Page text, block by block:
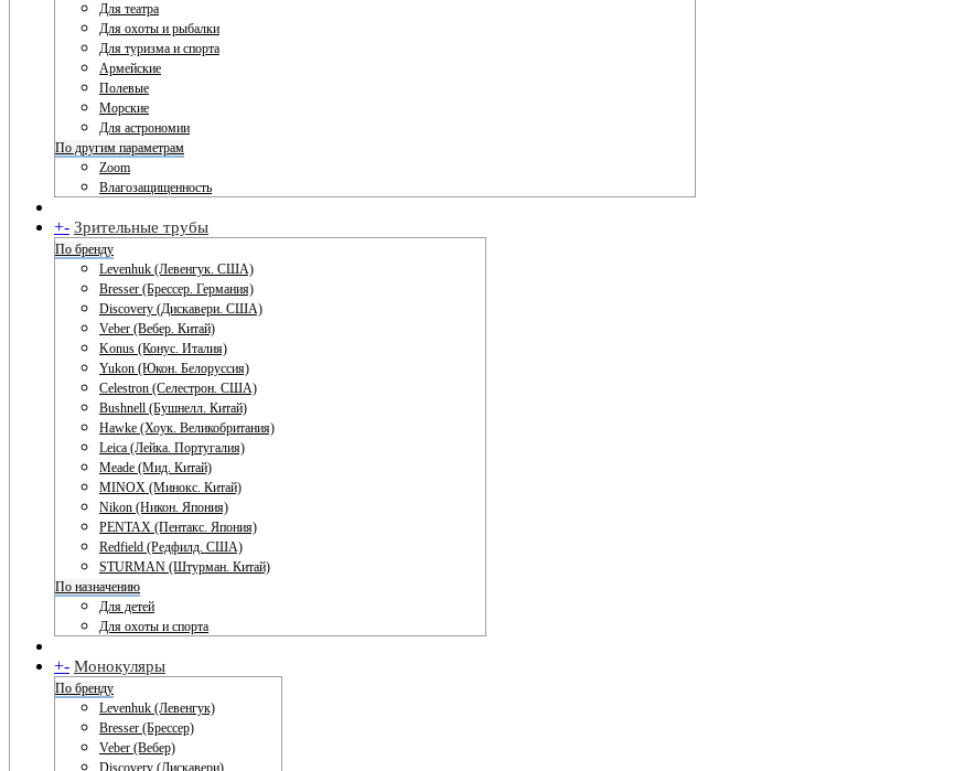
Для театра
Для охоты и рыбалки
Для туризма и спорта
Армейские
Полевые
Морские
Для астрономии
По другим параметрам
Zoom
Влагозащищенность
+- Зрительные трубы
По бренду
Levenhuk (Левенгук. США)
Bresser (Брессер. Германия)
Discovery (Дискавери. США)
Veber (Вебер. Китай)
Konus (Конус. Италия)
Yukon (Юкон. Белоруссия)
Celestron (Селестрон. США)
Bushnell (Бушнелл. Китай)
Hawke (Хоук. Великобритания)
Leica (Лейка. Португалия)
Meade (Мид. Китай)
MINOX (Минокс. Китай)
Nikon (Никон. Япония)
PENTAX (Пентакс. Япония)
Redfield (Редфилд. США)
STURMAN (Штурман. Китай)
По назначению
Для детей
Для охоты и спорта
+- Монокуляры
По бренду
Levenhuk (Левенгук)
Bresser (Брессер)
Veber (Вебер)
Discovery (Дискавери)